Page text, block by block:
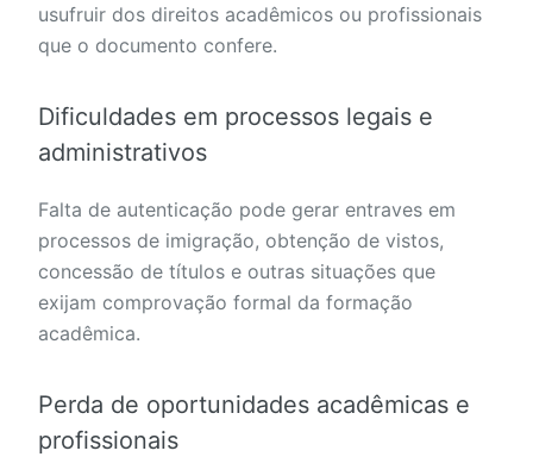
usufruir dos direitos acadêmicos ou profissionais
que o documento confere.
Dificuldades em processos legais e
administrativos
Falta de autenticação pode gerar entraves em
processos de imigração, obtenção de vistos,
concessão de títulos e outras situações que
exijam comprovação formal da formação
acadêmica.
Perda de oportunidades acadêmicas e
profissionais